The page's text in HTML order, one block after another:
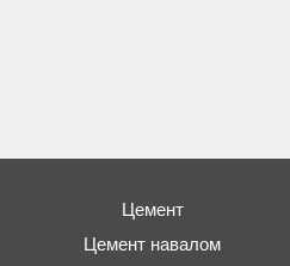
Цемент
Цемент навалом